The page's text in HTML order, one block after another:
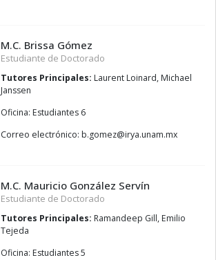
M.C. Brissa Gómez
Estudiante de Doctorado
Tutores Principales: Laurent Loinard, Michael
Janssen
Oficina: Estudiantes 6
Correo electrónico:
xm.manu.ayri
@
zemog.b
M.C. Mauricio González Servín
Estudiante de Doctorado
Tutores Principales: Ramandeep Gill, Emilio
Tejeda
Oficina: Estudiantes 5